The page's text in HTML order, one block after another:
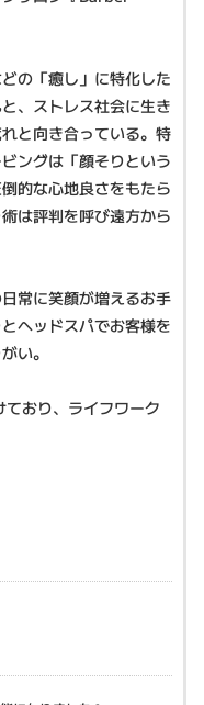
の「癒し」に特化した
、ストレス社会に生き
と向き合っている。特
ングは「顔そりという
的な心地良さをもたら
は評判を呼び遠方から
常に笑顔が増えるお手
ヘッドスパでお客様を
い。
おり、ライフワーク